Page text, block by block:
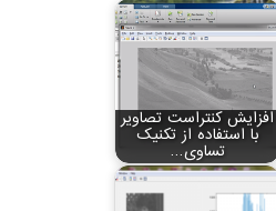
افزایش کنتراست تصاویر
با استفاده از تکنیک
تساوی…